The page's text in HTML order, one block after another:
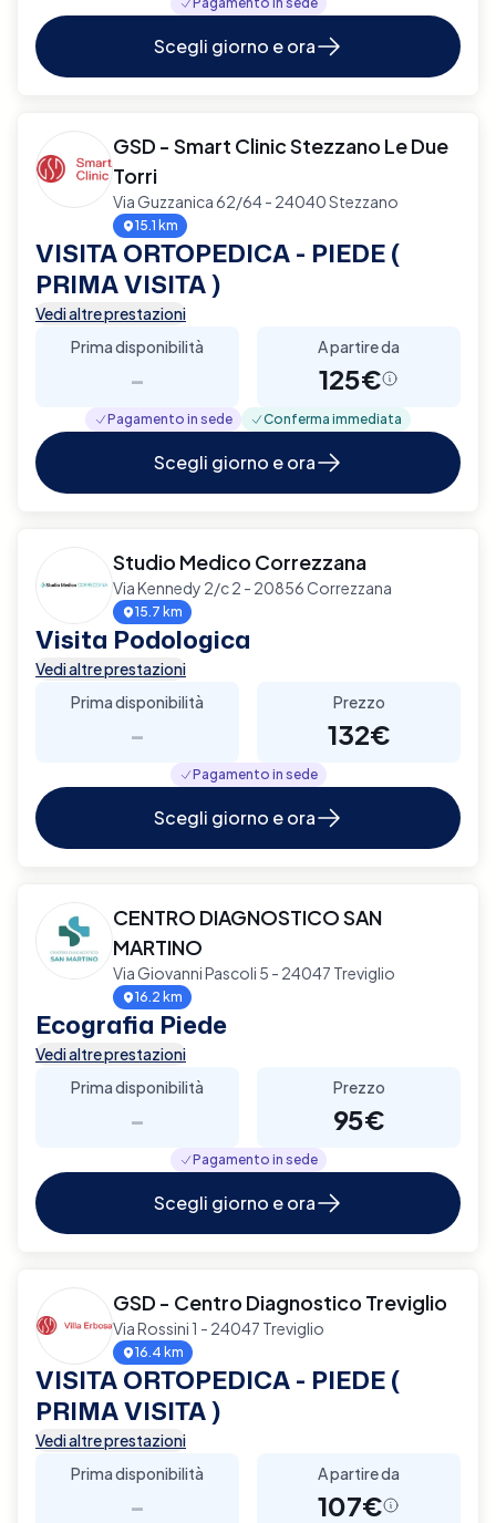
Scegli giorno e ora
GSD - Smart Clinic Stezzano Le Due
Torri
Via Guzzanica 62/64 - 24040 Stezzano
15.1 km
VISITA ORTOPEDICA - PIEDE (
PRIMA VISITA )
Vedi altre prestazioni
Prima disponibilità
-
A partire da
125€
Pagamento in sede Conferma immediata
Scegli giorno e ora
Studio Medico Correzzana
Via Kennedy 2/c 2 - 20856 Correzzana
15.7 km
Visita Podologica
Vedi altre prestazioni
Prima disponibilità
-
Prezzo
132€
Pagamento in sede
Scegli giorno e ora
CENTRO DIAGNOSTICO SAN
MARTINO
Via Giovanni Pascoli 5 - 24047 Treviglio
16.2 km
Ecografia Piede
Vedi altre prestazioni
Prima disponibilità
-
Prezzo
95€
Pagamento in sede
Scegli giorno e ora
GSD - Centro Diagnostico Treviglio
Via Rossini 1 - 24047 Treviglio
16.4 km
VISITA ORTOPEDICA - PIEDE (
PRIMA VISITA )
Vedi altre prestazioni
Prima disponibilità
-
A partire da
107€